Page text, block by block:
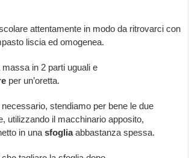
attentamente in modo da ritrovarci con
liscia ed omogenea.
in 2 parti uguali e
per un’oretta.
stendiamo per bene le due
utilizzando il macchinario apposito,
in unasfogliaabbastanza spessa.